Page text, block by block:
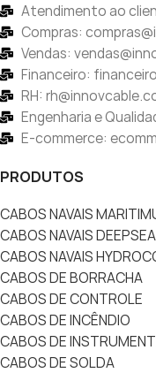
Atendimento ao
Compras:
Vendas:
Financeiro:
RH:
Engenharia e
E-commerce:
PRODUTOS
CABOS NAVAIS
CABOS NAVAIS
CABOS NAVAIS
CABOS DE BORRACHA
CABOS DE CONTROLE
CABOS DE INCÊNDIO
CABOS DE
CABOS DE SOLDA